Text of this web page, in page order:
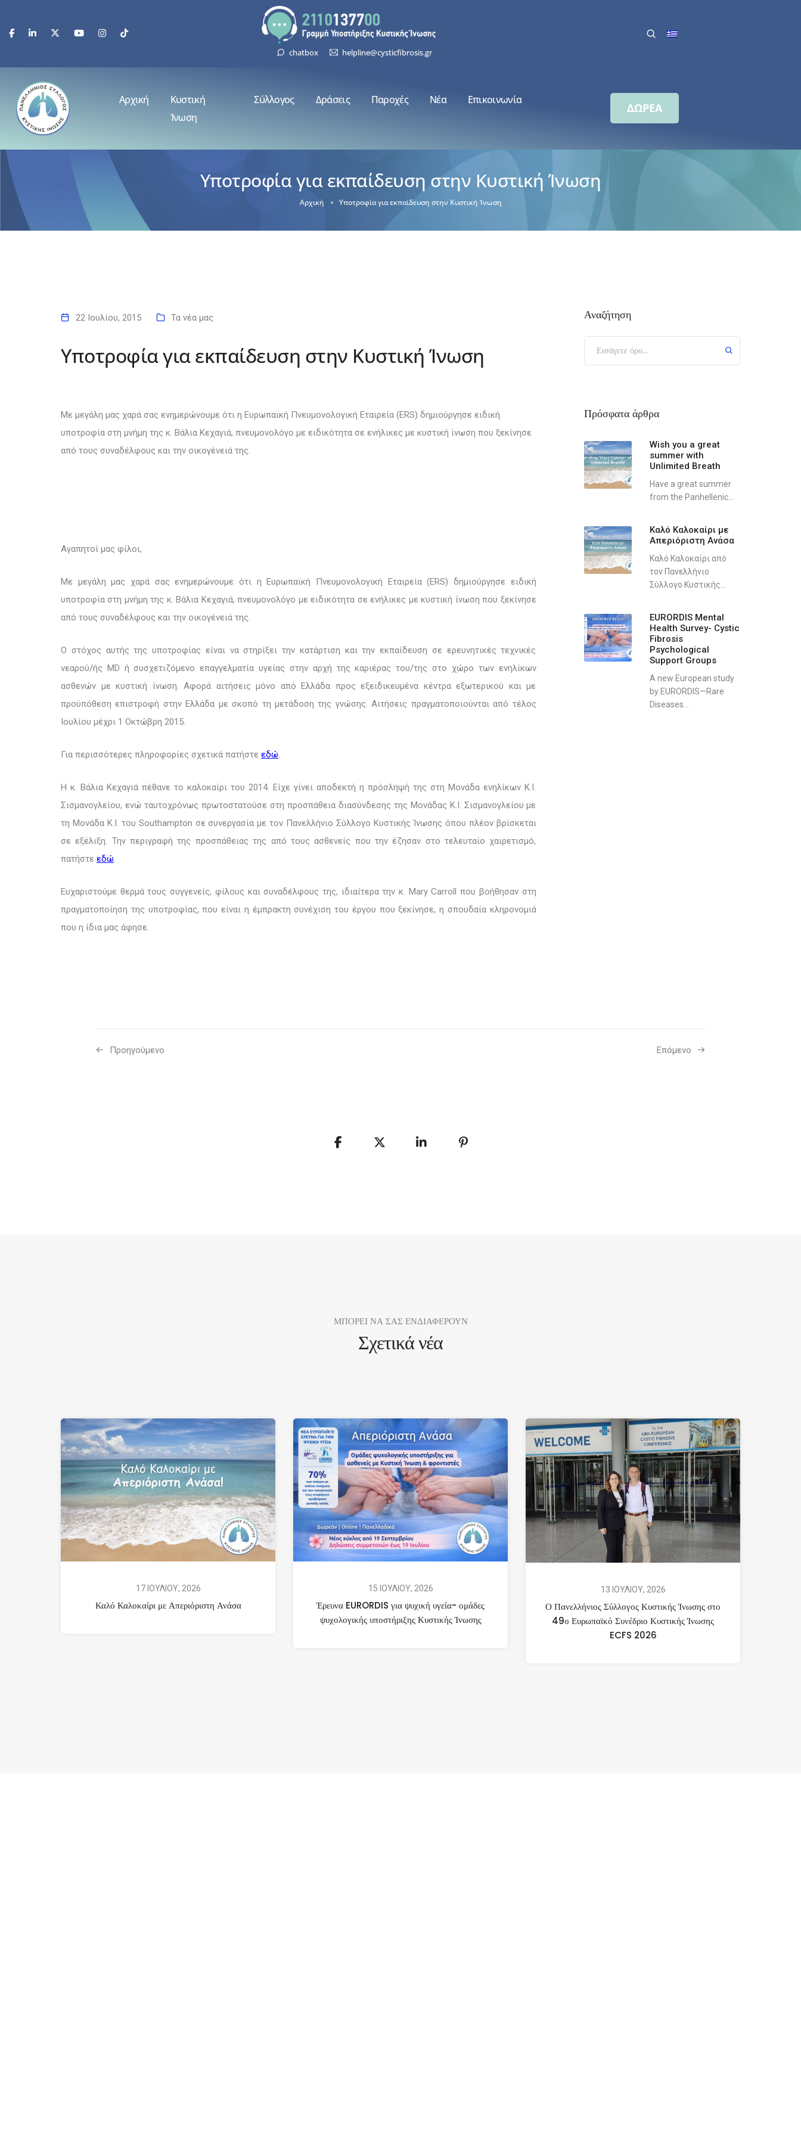
chatbox helpline@cysticfibrosis.gr
Αρχική
Κυστική
Ίνωση
Σύλλογος Δράσεις Παροχές Νέα Επικοινωνία
ΔΩΡΕΑ
Υποτροφία για εκπαίδευση στην Κυστική Ίνωση
Αρχική Υποτροφία για εκπαίδευση στην Κυστική Ίνωση
22 Ιουλίου, 2015 Τα νέα μας
Υποτροφία για εκπαίδευση στην Κυστική Ίνωση
Με μεγάλη μας χαρά σας ενημερώνουμε ότι η Ευρωπαϊκή Πνευμονολογική Εταιρεία (ERS) δημιούργησε ειδική
υποτροφία στη μνήμη της κ. Βάλια Κεχαγιά, πνευμονολόγο με ειδικότητα σε ενήλικες με κυστική ίνωση που ξεκίνησε
από τους συναδέλφους και την οικογένειά της.
Αγαπητοί μας φίλοι,
Με μεγάλη μας χαρά σας ενημερώνουμε ότι η Ευρωπαϊκή Πνευμονολογική Εταιρεία (ERS) δημιούργησε ειδική
υποτροφία στη μνήμη της κ. Βάλια Κεχαγιά, πνευμονολόγο με ειδικότητα σε ενήλικες με κυστική ίνωση που ξεκίνησε
από τους συναδέλφους και την οικογένειά της.
Ο στόχος αυτής της υποτροφίας είναι να στηρίξει την κατάρτιση και την εκπαίδευση σε ερευνητικές τεχνικές
νεαρού/ής MD ή συσχετιζόμενο επαγγελματία υγείας στην αρχή της καριέρας του/της στο χώρο των ενηλίκων
ασθενών με κυστική ίνωση. Αφορά αιτήσεις μόνο από Ελλάδα προς εξειδικευμένα κέντρα εξωτερικού και με
προϋπόθεση επιστροφή στην Ελλάδα με σκοπό τη μετάδοση της γνώσης. Αιτήσεις πραγματοποιούνται από τέλος
Ιουλίου μέχρι 1 Οκτώβρη 2015.
Για περισσότερες πληροφορίες σχετικά πατήστε εδώ.
Η κ. Βάλια Κεχαγιά πέθανε το καλοκαίρι του 2014. Είχε γίνει αποδεκτή η πρόσληψή της στη Μονάδα ενηλίκων Κ.Ι.
Σισμανογλείου, ενώ ταυτοχρόνως πρωτοστατούσε στη προσπάθεια διασύνδεσης της Μονάδας Κ.Ι. Σισμανογλείου με
τη Μονάδα Κ.Ι. του Southampton σε συνεργασία με τον Πανελλήνιο Σύλλογο Κυστικής Ίνωσης όπου πλέον βρίσκεται
σε εξέλιξη. Την περιγραφή της προσπάθειας της από τους ασθενείς που την έζησαν στο τελευταίο χαιρετισμό,
πατήστε εδώ.
Ευχαριστούμε θερμά τους συγγενείς, φίλους και συναδέλφους της, ιδιαίτερα την κ. Mary Carroll που βοήθησαν στη
πραγματοποίηση της υποτροφίας, που είναι η έμπρακτη συνέχιση του έργου που ξεκίνησε, η σπουδαία κληρονομιά
που η ίδια μας άφησε.
Αναζήτηση
Πρόσφατα άρθρα
Wish you a great
summer with
Unlimited Breath
Have a great summer
from the Panhellenic...
Καλό Καλοκαίρι με
Απεριόριστη Ανάσα
Καλό Καλοκαίρι από
τον Πανελλήνιο
Σύλλογο Κυστικής...
EURORDIS Mental
Health Survey- Cystic
Fibrosis
Psychological
Support Groups
A new European study
by EURORDIS—Rare
Diseases...
Προηγούμενo Επόμενο
ΜΠΟΡΕΙ ΝΑ ΣΑΣ ΕΝΔΙΑΦΕΡΟΥΝ
Σχετικά νέα
17 ΙΟΥΛΙΟΥ, 2026
Καλό Καλοκαίρι με Απεριόριστη Ανάσα
15 ΙΟΥΛΙΟΥ, 2026
Έρευνα EURORDIS για ψυχική υγεία- ομάδες
ψυχολογικής υποστήριξης Κυστικής Ίνωσης
13 ΙΟΥΛΙΟΥ, 2026
Ο Πανελλήνιος Σύλλογος Κυστικής Ίνωσης στο
49ο Ευρωπαϊκό Συνέδριο Κυστικής Ίνωσης
ECFS 2026